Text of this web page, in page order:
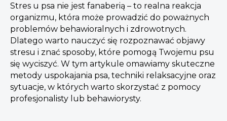
Stres u psa nie jest fanaberią – to realna reakcja
organizmu, która może prowadzić do poważnych
problemów behawioralnych i zdrowotnych.
Dlatego warto nauczyć się rozpoznawać objawy
stresu i znać sposoby, które pomogą Twojemu psu
się wyciszyć. W tym artykule omawiamy skuteczne
metody uspokajania psa, techniki relaksacyjne oraz
sytuacje, w których warto skorzystać z pomocy
profesjonalisty lub behawiorysty.